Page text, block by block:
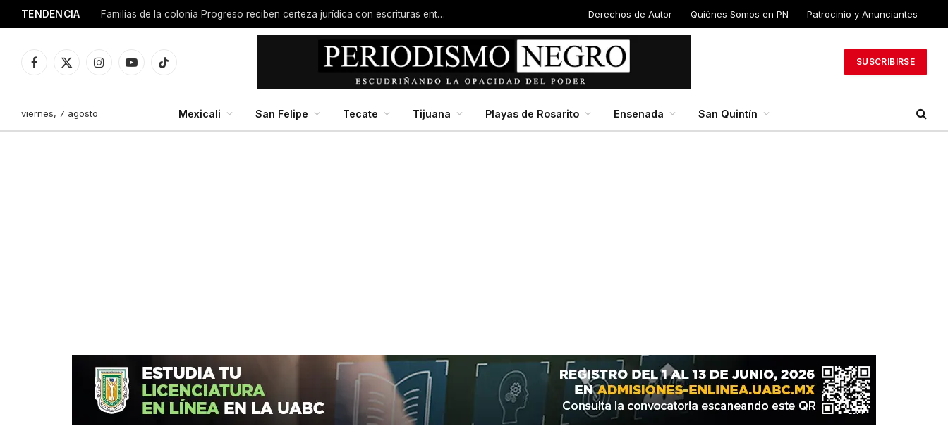
TENDENCIA Familias de la colonia Progreso reciben certeza jurídica con escrituras entregadas por Dip. Molina Derechos de Autor Quiénes Somos en PN Patrocinio y Anunciantes
Facebook
X
InstagramYouTubeTikTok
SUSCRIBIRSE
viernes, 7 agosto Mexicali San Felipe Tecate Tijuana Playas de Rosarito Ensenada San Quintín